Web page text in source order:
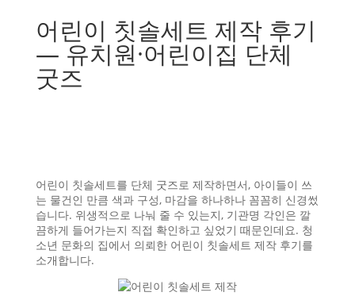
어린이 칫솔세트 제작 후기
— 유치원·어린이집 단체
굿즈
어린이 칫솔세트를 단체 굿즈로 제작하면서, 아이들이 쓰
는 물건인 만큼 색과 구성, 마감을 하나하나 꼼꼼히 신경썼
습니다. 위생적으로 나눠 줄 수 있는지, 기관명 각인은 깔
끔하게 들어가는지 직접 확인하고 싶었기 때문인데요. 청
소년 문화의 집에서 의뢰한 어린이 칫솔세트 제작 후기를
소개합니다.